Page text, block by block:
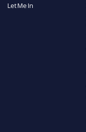
Let Me In